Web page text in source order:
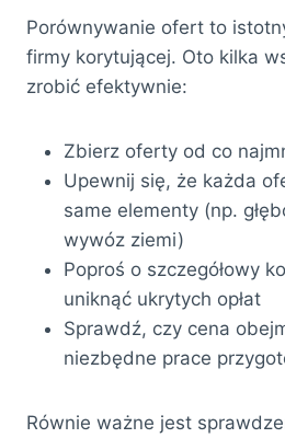
Porównywanie ofert to
firmy korytującej. Oto kilka
zrobić efektywnie:
Zbierz oferty od co
Upewnij się, że każda
same elementy (np.
wywóz ziemi)
Poproś o szczegółowy
uniknąć ukrytych opłat
Sprawdź, czy cena
niezbędne prace
Równie ważne jest